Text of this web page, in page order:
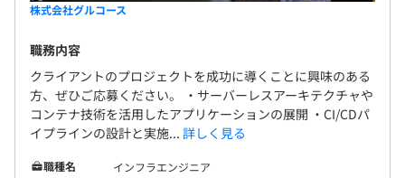
株式会社グルコース
職務内容
クライアントのプロジェクトを成功に導くことに興味のある
方、ぜひご応募ください。 ・サーバーレスアーキテクチャや
コンテナ技術を活用したアプリケーションの展開 ・CI/CDパ
イプラインの設計と実施... 詳しく見る
職種名 インフラエンジニア